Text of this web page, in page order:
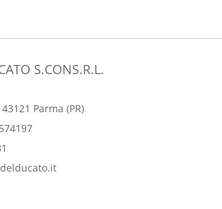
S.CONS.R.L.
Parma (PR)